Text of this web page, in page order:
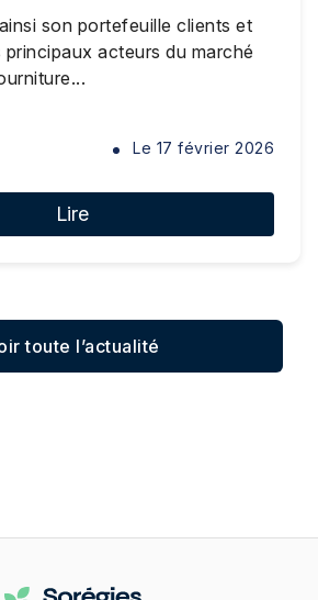
son portefeuille clients et
principaux acteurs du marché
Le 17 février 2026
Lire
toute l’actualité